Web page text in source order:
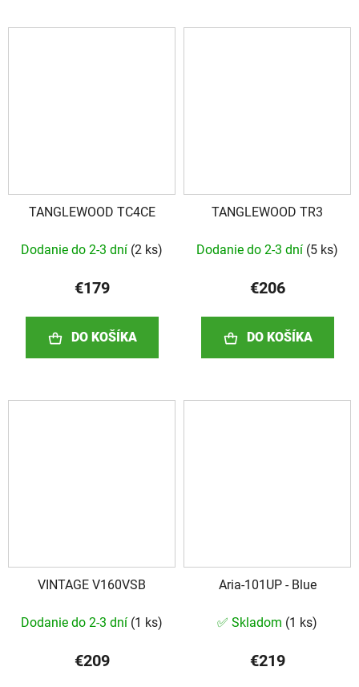
TANGLEWOOD TC4CE
Dodanie do 2-3 dní (2 ks)
€179
DO KOŠÍKA
TANGLEWOOD TR3
Dodanie do 2-3 dní (5 ks)
€206
DO KOŠÍKA
VINTAGE V160VSB
Dodanie do 2-3 dní (1 ks)
€209
Aria-101UP - Blue
✅ Skladom (1 ks)
€219